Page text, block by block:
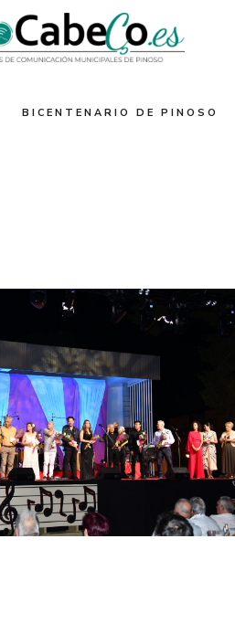
BICENTENARIO DE PINOSO